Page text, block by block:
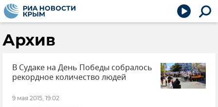
Архив
В Судаке на День Победы собралось
рекордное количество людей
9 мая 2015, 19:02